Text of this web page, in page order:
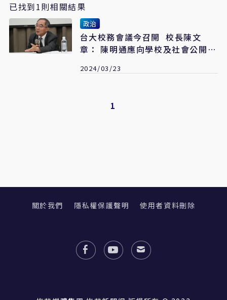
已找到1則相關結果
政治
台大校務會議今召開 校長陳文
章： 陳明通應向學校及社會公開道
2024/03/23
1
關於我們 隱私權保護聲明 使用者資料刪除